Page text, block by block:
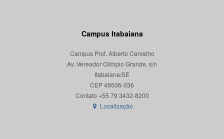
Campus Itabaiana
Campus Prof. Alberto Carvalho
Av. Vereador Olímpio Grande, s/n
Itabaiana/SE
CEP 49506-036
Localização